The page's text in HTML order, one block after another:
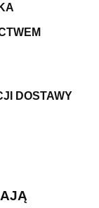
DOSTAWY